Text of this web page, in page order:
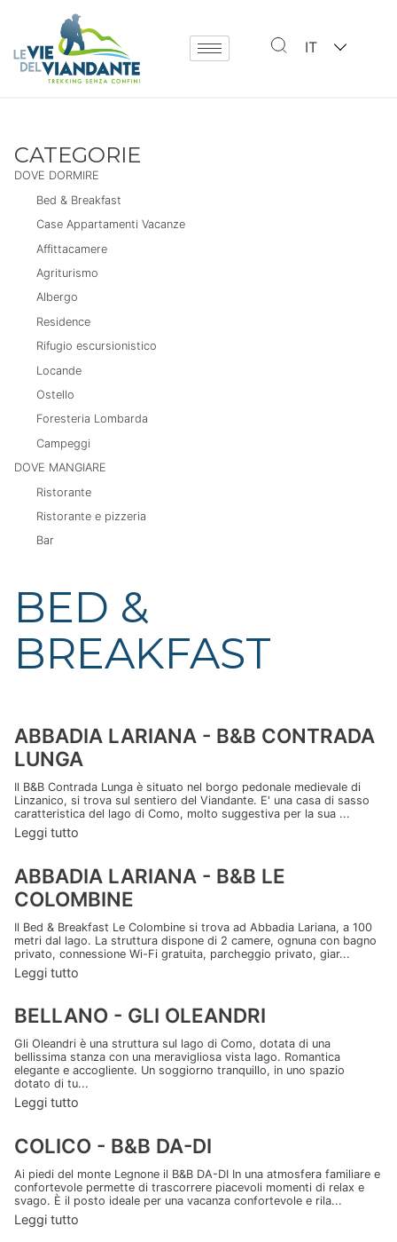
IT
BED &
BREAKFAST
ABBADIA LARIANA - B&B CONTRADA
LUNGA
Il B&B Contrada Lunga è situato nel borgo pedonale medievale di
Linzanico, si trova sul sentiero del Viandante. E' una casa di sasso
caratteristica del lago di Como, molto suggestiva per la sua ...
Leggi tutto
ABBADIA LARIANA - B&B LE
COLOMBINE
Il Bed & Breakfast Le Colombine si trova ad Abbadia Lariana, a 100
metri dal lago. La struttura dispone di 2 camere, ognuna con bagno
privato, connessione Wi-Fi gratuita, parcheggio privato, giar...
Leggi tutto
BELLANO - GLI OLEANDRI
Gli Oleandri è una struttura sul lago di Como, dotata di una
bellissima stanza con una meravigliosa vista lago. Romantica
elegante e accogliente. Un soggiorno tranquillo, in uno spazio
dotato di tu...
Leggi tutto
COLICO - B&B DA-DI
Ai piedi del monte Legnone il B&B DA-DI In una atmosfera familiare e
confortevole permette di trascorrere piacevoli momenti di relax e
svago. È il posto ideale per una vacanza confortevole e rila...
Leggi tutto
CATEGORIE
DOVE DORMIRE
Bed & Breakfast
Case Appartamenti Vacanze
Affittacamere
Agriturismo
Albergo
Residence
Rifugio escursionistico
Locande
Ostello
Foresteria Lombarda
Campeggi
DOVE MANGIARE
Ristorante
Ristorante e pizzeria
Bar